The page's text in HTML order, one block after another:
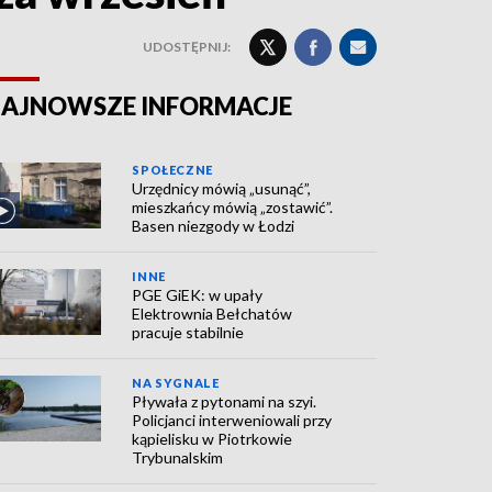
UDOSTĘPNIJ:
INFORMACJE
SPOŁECZNE
Urzędnicy mówią „usunąć”,
mieszkańcy mówią „zostawić”.
Basen niezgody w Łodzi
INNE
PGE GiEK: w upały
Elektrownia Bełchatów
pracuje stabilnie
NA SYGNALE
Pływała z pytonami na szyi.
Policjanci interweniowali przy
kąpielisku w Piotrkowie
Trybunalskim